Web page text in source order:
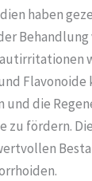
haben
Behandlung
Flavonoide
die
zu fördern.